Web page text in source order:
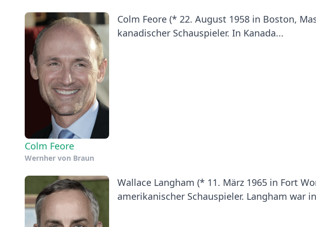
Colm Feore
Wernher von Braun
Colm Feore (* 22. August 1958 in Boston,
kanadischer Schauspieler. In Kanada...
Wallace Langham (* 11. März 1965 in Fort
amerikanischer Schauspieler. Langham war